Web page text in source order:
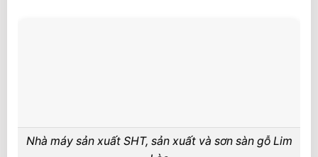
Nhà máy sản xuất SHT, sản xuất và sơn sàn gỗ Lim